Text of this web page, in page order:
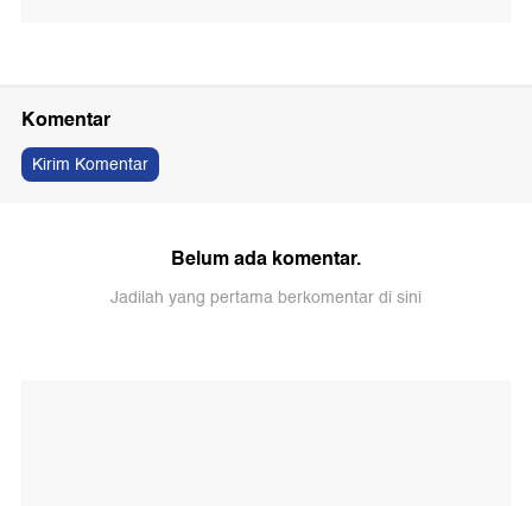
Komentar
Kirim Komentar
Belum ada komentar.
Jadilah yang pertama berkomentar di sini